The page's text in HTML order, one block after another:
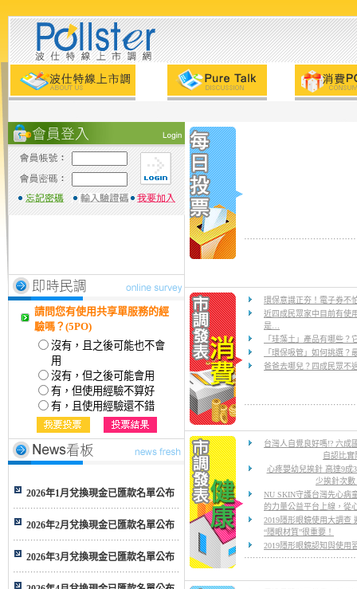
請問您有使用共享單服務的經
驗嗎？(5PO)
沒有，且之後可能也不會
用
沒有，但之後可能會用
有，但使用經驗不算好
有，且使用經驗還不錯
2026年1月兌換現金已匯款名單公布
2026年2月兌換現金已匯款名單公布
2026年3月兌換現金已匯款名單公布
環保意識正夯！電子券不
近四成民眾家中目前有使
是…
「珪藻土」產品有哪些
「環保吸管」如何挑選
爸爸去哪兒？四成民眾不
台灣人自覺良好嗎!? 六成
自認比
心疼嬰幼兒挨針 高達9成
少挨針次
NU SKIN守護台灣先心病
的力量公益平台上線，從
2019隱形眼鏡使用大調查
“隱眼材質”很重要！
2019隱形眼鏡認知與使用